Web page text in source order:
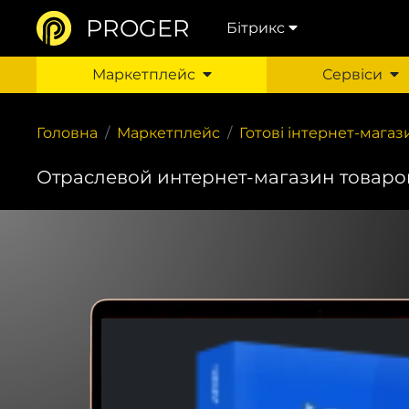
PROGER Бітрикс
Маркетплейс Сервіси
Головна Маркетплейс Готові інтернет-
Отраслевой интернет-магазин